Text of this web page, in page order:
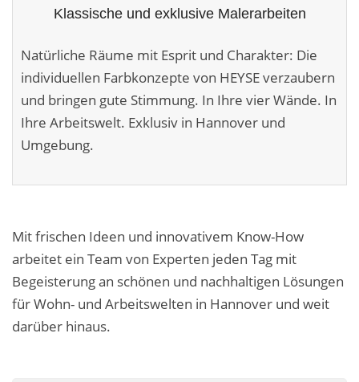
Business Feng-Shui
Der gesunde Raum
Kalkkind-Fachbetrieb – Sumpfkalk-Oberflächen
Malerarbeiten
Klassische und exklusive Malerarbeiten
Natürliche Räume mit Esprit und Charakter: Die
individuellen Farbkonzepte von HEYSE verzaubern
und bringen gute Stimmung. In Ihre vier Wände. In
Ihre Arbeitswelt. Exklusiv in Hannover und
Umgebung.
Mit frischen Ideen und innovativem Know-How
arbeitet ein Team von Experten jeden Tag mit
Begeisterung an schönen und nachhaltigen Lösungen
für Wohn- und Arbeitswelten in Hannover und weit
darüber hinaus.